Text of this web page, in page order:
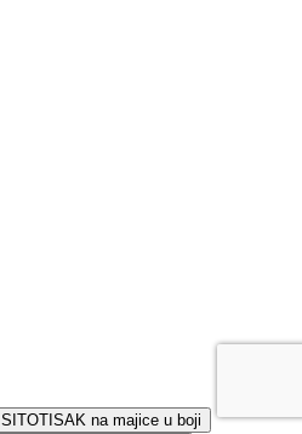
SITOTISAK na majice u boji